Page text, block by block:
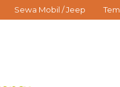
Sewa Mobil / Jeep